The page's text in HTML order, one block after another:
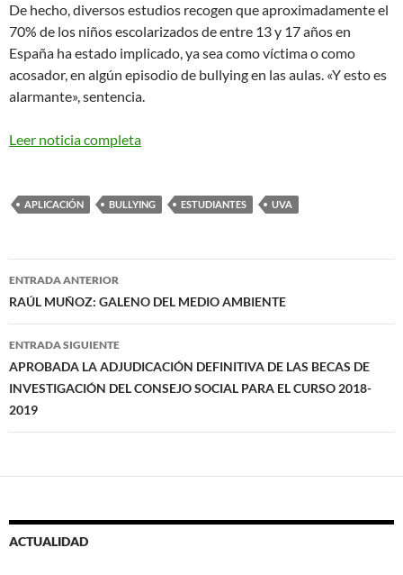
De hecho, diversos estudios recogen que aproximadamente el
70% de los niños escolarizados de entre 13 y 17 años en
España ha estado implicado, ya sea como víctima o como
acosador, en algún episodio de bullying en las aulas. «Y esto es
alarmante», sentencia.
Leer noticia completa
APLICACIÓN BULLYING ESTUDIANTES UVA
Navegación
de
entradas
ENTRADA ANTERIOR
RAÚL MUÑOZ: GALENO DEL MEDIO AMBIENTE
ENTRADA SIGUIENTE
APROBADA LA ADJUDICACIÓN DEFINITIVA DE LAS BECAS DE
INVESTIGACIÓN DEL CONSEJO SOCIAL PARA EL CURSO 2018-
2019
ACTUALIDAD